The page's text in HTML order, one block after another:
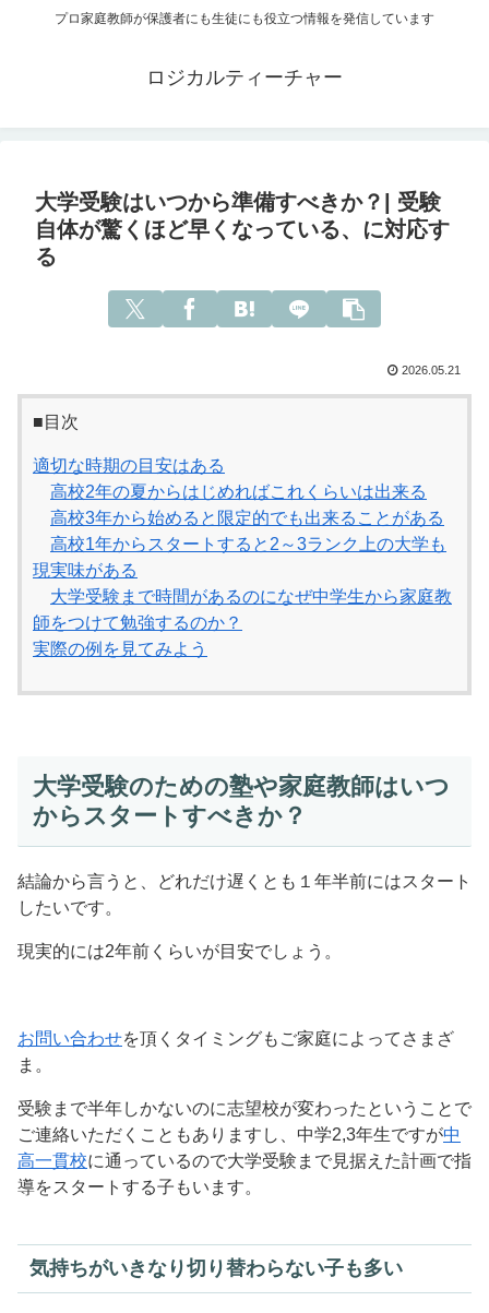
プロ家庭教師が保護者にも生徒にも役立つ情報を発信しています
ロジカルティーチャー
大学受験はいつから準備すべきか？| 受験
自体が驚くほど早くなっている、に対応す
る
2026.05.21
■目次
適切な時期の目安はある
高校2年の夏からはじめればこれくらいは出来る
高校3年から始めると限定的でも出来ることがある
高校1年からスタートすると2～3ランク上の大学も
現実味がある
大学受験まで時間があるのになぜ中学生から家庭教
師をつけて勉強するのか？
実際の例を見てみよう
大学受験のための塾や家庭教師はいつ
からスタートすべきか？
結論から言うと、どれだけ遅くとも１年半前にはスタート
したいです。
現実的には2年前くらいが目安でしょう。
お問い合わせを頂くタイミングもご家庭によってさまざ
ま。
受験まで半年しかないのに志望校が変わったということで
ご連絡いただくこともありますし、中学2,3年生ですが中
高一貫校に通っているので大学受験まで見据えた計画で指
導をスタートする子もいます。
気持ちがいきなり切り替わらない子も多い